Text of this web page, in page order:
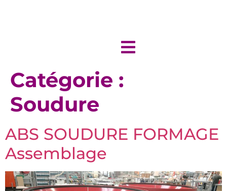
Catégorie :
Soudure
ABS SOUDURE FORMAGE
Assemblage